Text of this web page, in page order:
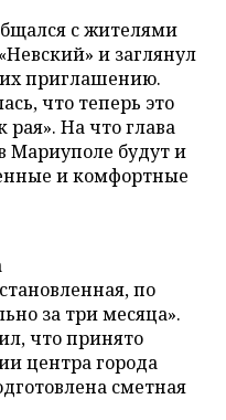
с жителями
и заглянул
приглашению.
что теперь это
рая». На что глава
Мариуполе будут и
и комфортные
по
за три месяца».
что принято
центра города
сметная